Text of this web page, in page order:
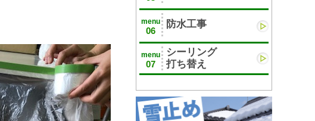
menu
06
防水工事
menu
07
シーリング
打ち替え